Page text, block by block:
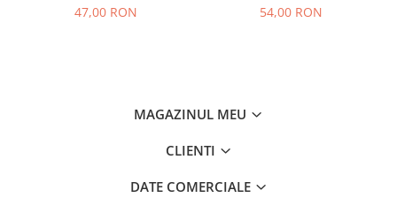
47,00 RON
54,00 RON
MAGAZINUL MEU
CLIENTI
DATE COMERCIALE